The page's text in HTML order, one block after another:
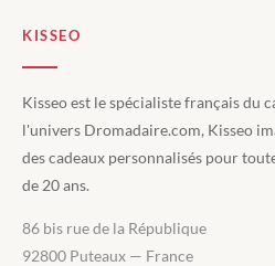
KISSEO
Kisseo est le spécialiste français du
l'univers Dromadaire.com, Kisseo
des cadeaux personnalisés pour
de 20 ans.
86 bis rue de la République
92800 Puteaux — France